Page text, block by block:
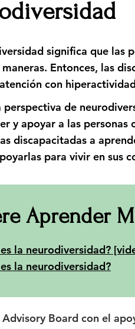
significa que las
Entonces, las
con
perspectiva de
y apoyar a las personas
discapacitadas a
para vivir en sus
Aprender
la neurodiversidad?
la neurodiversidad?
Board con el